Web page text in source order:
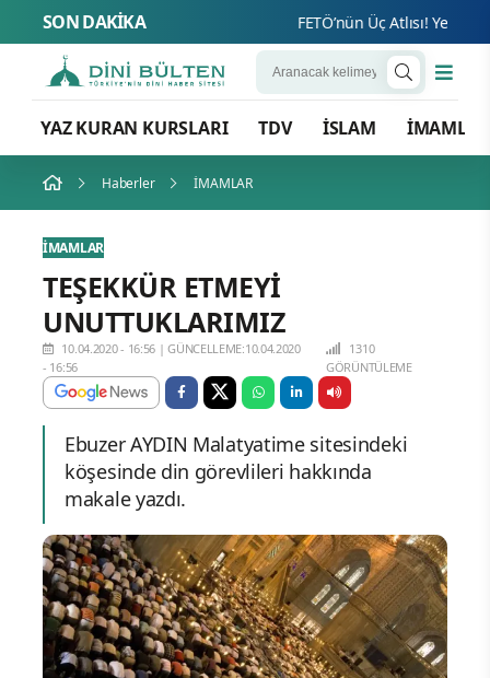
SON DAKİKA FETÖ’nün Üç Atlısı! Yeni
YAZ KURAN KURSLARI TDV İSLAM İMAMLAR
Haberler İMAMLAR
İMAMLAR
TEŞEKKÜR ETMEYİ
UNUTTUKLARIMIZ
10.04.2020 - 16:56 |GÜNCELLEME:10.04.2020
- 16:56
1310
GÖRÜNTÜLEME
Ebuzer AYDIN Malatyatime sitesindeki
köşesinde din görevlileri hakkında
makale yazdı.